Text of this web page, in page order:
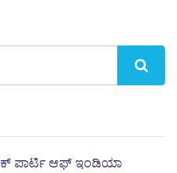
ಪಾರ್ಟಿ ಆಫ್ ಇಂಡಿಯಾ